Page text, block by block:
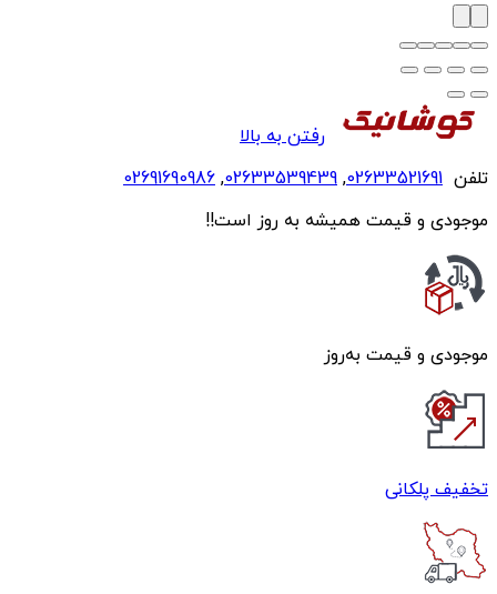
رفتن به بالا
تلفن 02633521691
,
02633539439
,
02691690986
موجودی و قیمت همیشه به روز است!!
موجودی و قیمت به‌روز
تخفیف پلکانی